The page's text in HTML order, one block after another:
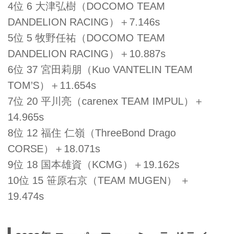
4位 6 大津弘樹（DOCOMO TEAM
DANDELION RACING）＋7.146s
5位 5 牧野任祐（DOCOMO TEAM
DANDELION RACING）＋10.887s
6位 37 宮田莉朋（Kuo VANTELIN TEAM
TOM’S）＋11.654s
7位 20 平川亮（carenex TEAM IMPUL）＋
14.965s
8位 12 福住 仁嶺（ThreeBond Drago
CORSE）＋18.071s
9位 18 国本雄資（KCMG）＋19.162s
10位 15 笹原右京（TEAM MUGEN） ＋
19.474s